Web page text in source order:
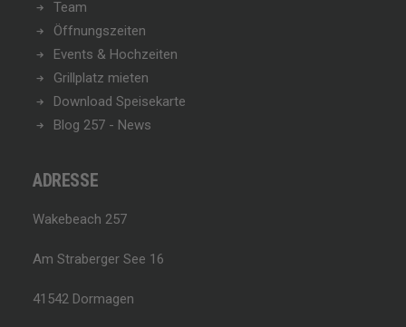
Team
Öffnungszeiten
Events & Hochzeiten
Grillplatz mieten
Download Speisekarte
Blog 257 - News
ADRESSE
Wakebeach 257
Am Straberger See 16
41542 Dormagen